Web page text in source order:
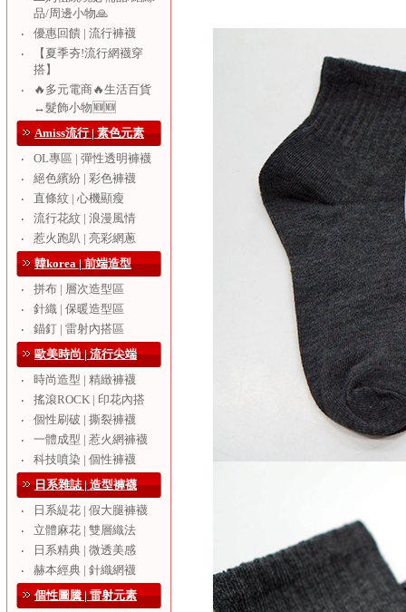
品/周邊小物🙏
‧
優惠回饋 | 流行褲襪
‧
【夏季夯!流行網襪穿
搭】
‧
🔥多元電商🔥生活百貨
↔️髮飾小物🆕🆕
Amiss流行 | 素色元素
‧
OL專區 | 彈性透明褲襪
‧
絕色繽紛 | 彩色褲襪
‧
直條紋 | 心機顯瘦
‧
流行花紋 | 浪漫風情
‧
惹火跑趴 | 亮彩網蔥
韓korea | 前端造型
‧
拼布 | 層次造型區
‧
針織 | 保暖造型區
‧
錨釘 | 雷射內搭區
歐美時尚 | 流行尖端
‧
時尚造型 | 精緻褲襪
‧
搖滾ROCK | 印花內搭
‧
個性刷破 | 撕裂褲襪
‧
一體成型 | 惹火網褲襪
‧
科技噴染 | 個性褲襪
日系雜誌 | 造型褲襪
‧
日系緹花 | 假大腿褲襪
‧
立體麻花 | 雙層織法
‧
日系精典 | 微透美感
‧
赫本經典 | 針織網襪
個性圖騰 | 雷射元素